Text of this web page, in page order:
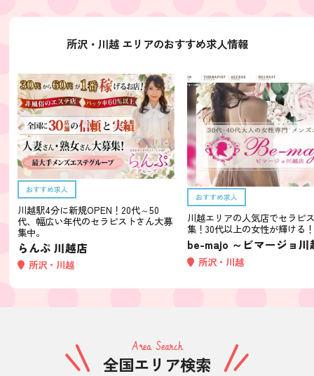
所沢・川越 エリアのおすすめ求人情報
おすすめ求人
川越駅4分に新規OPEN！20代～50
代、幅広い年代のセラピストさん大募
集中。
らんぷ 川越店
所沢・川越
おすすめ求人
川越エリアの人気店でセラピ
集！30代以上の女性が輝ける！
be-majo ～ビマージョ川
所沢・川越
Area Search
全国エリア検索